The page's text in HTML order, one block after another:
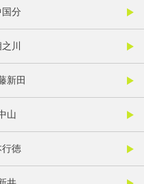
国分
川
新田
山
行徳